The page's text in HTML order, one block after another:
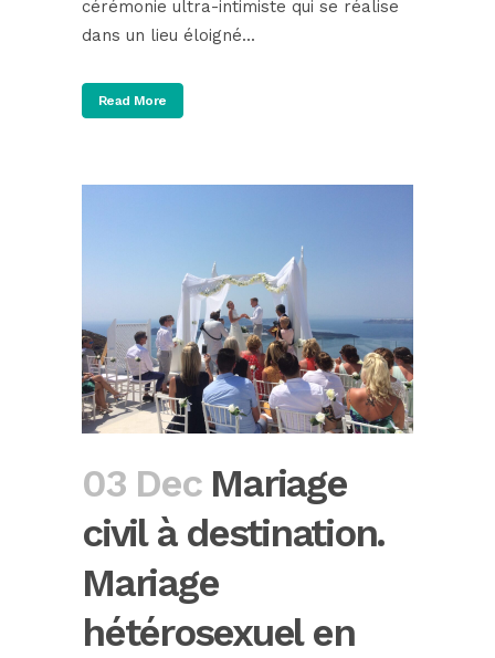
cérémonie ultra-intimiste qui se réalise
dans un lieu éloigné...
Read More
03 Dec Mariage
civil à destination.
Mariage
hétérosexuel en